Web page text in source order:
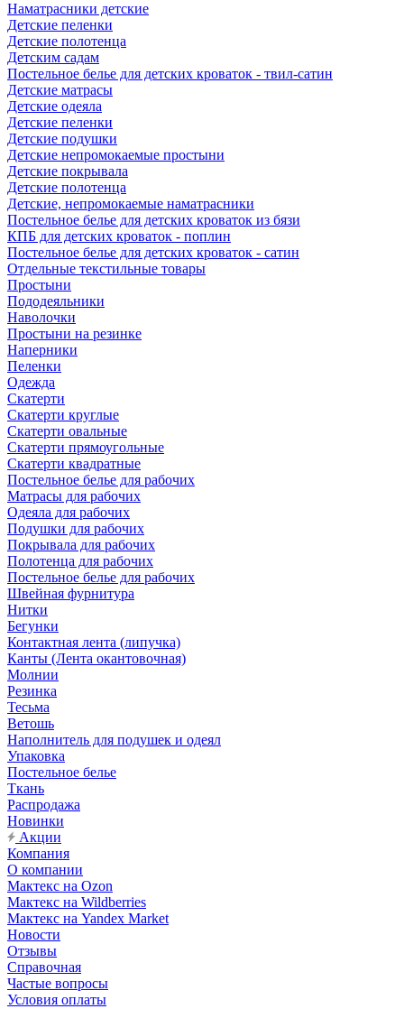
Наматрасники детские
Детские пеленки
Детские полотенца
Детским садам
Постельное белье для детских кроваток - твил-сатин
Детские матрасы
Детские одеяла
Детские пеленки
Детские подушки
Детские непромокаемые простыни
Детские покрывала
Детские полотенца
Детские, непромокаемые наматрасники
Постельное белье для детских кроваток из бязи
КПБ для детских кроваток - поплин
Постельное белье для детских кроваток - сатин
Отдельные текстильные товары
Простыни
Пододеяльники
Наволочки
Простыни на резинке
Наперники
Пеленки
Одежда
Скатерти
Скатерти круглые
Скатерти овальные
Скатерти прямоугольные
Скатерти квадратные
Постельное белье для рабочих
Матрасы для рабочих
Одеяла для рабочих
Подушки для рабочих
Покрывала для рабочих
Полотенца для рабочих
Постельное белье для рабочих
Швейная фурнитура
Нитки
Бегунки
Контактная лента (липучка)
Канты (Лента окантовочная)
Молнии
Резинка
Тесьма
Ветошь
Наполнитель для подушек и одеял
Упаковка
Постельное белье
Ткань
Распродажа
Новинки
Акции
Компания
О компании
Мактекс на Ozon
Мактекс на Wildberries
Мактекс на Yandex Market
Новости
Отзывы
Справочная
Частые вопросы
Условия оплаты